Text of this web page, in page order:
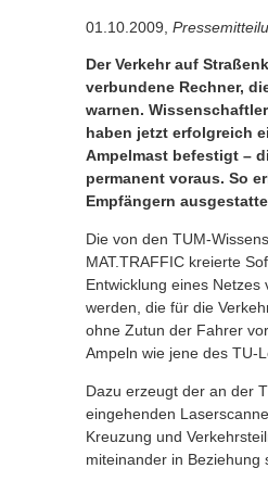
01.10.2009,
Der Verkehr auf
verbundene Rechner,
warnen.
haben jetzt erfolgreich
Ampelmast befestigt –
permanent voraus. So
Empfängern
Die von den TUM-
MAT.TRAFFIC kreierte
Entwicklung eines
werden, die für die
ohne Zutun der Fahrer
Ampeln wie jene des TU-
Dazu erzeugt der an der
eingehenden
Kreuzung und
miteinander in Beziehung